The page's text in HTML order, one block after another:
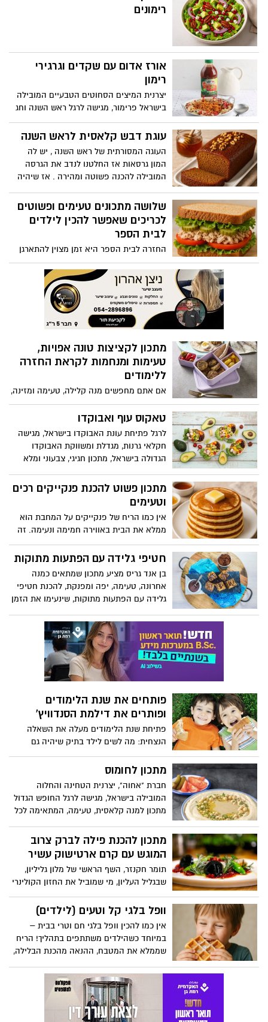
רימונים
אורז אדום עם שקדים וגרגירי
רימון
יצרנית המיצים הסחוטים הטבעיים המובילה
בישראל פרימור, מגישה לרגל ראש השנה וחג
תשרי מתכון למנה חגיגית ומקורית, מרהיבה
ביופייה, שתקשט את שולחן החג: אורז אדום
בשימוש מיץ עגבניות עשיר ואיכותי של פרימור
עוגת דבש קלאסית לראש השנה
העוגה המסורתית של ראש השנה , יש לה
המון גרסאות אז החלטנו לנדב את הגרסה
המובילה להכנה פשוטה ומהירה . אז שיהיה
שלושה מתכונים טעימים ופשוטים
לכריכים שאפשר להכין לילדים
לבית הספר
החזרה לבית הספר היא זמן מצוין להתארגן
על ארוחות קלות, בריאות וטעימות. אחד
הדברים הכי חשובים הוא שיהיה לילדים כריך
משביע שהם גם יאהבו וגם ייתן להם אנרגיה
להמשך היום. כריכים פשוטים להכנה, כמו
טונה עם ירקות, גבינה עם צבעי הקשת או
חביתה טרייה, יכולים להיות פתרון מצוין גם
מתכון לקציצות טונה אפויות,
טעימות ומנחמות לקראת החזרה
ללימודים
אם אתם מחפשים מנה קלילה, טעימה ומזינה,
שאפשר לארוז בקופסאת אוכל השפית תמרה
אהרוני בתכנית תמרה וחברים שמשודרת
בקשת 12 ובערוץ foody מעניקה מתכון קל
להכנה, טעים במיוחד, להכנת קציצות טונה
אפויות בתנור, עם הרבה טעם ובלי טיגון!
טאקוס עוף ואבוקדו
לרגל פתיחת עונת האבוקדו בישראל, מגישה
חקלאי גרנות, מגדלת ומשווקת האבוקדו
הגדולה בישראל, מתכון חגיגי, צבעוני ומלא
את האבוקדו הישראלי הטרי שזה עתה נקטף,
עם עוף עסיסי ותיבול רענן, ומזמינה את
הצרכנים ליהנות מחוויית בישול קלה, מהירה,
צבעונית ובריאה שמכניסה את האבוקדו
למרכז הצלחת. בתיאבון!
מתכון פשוט להכנת פנקייקים רכים
וטעימים
אין כמו הריח של פנקייקים על המחבת הוא
ממלא את הבית באווירה חמימה ונעימה. זה
תמיד מעלה חיוך ומכניס לאווירה של בוקר
רגוע, שבת נינוחה או ערב כיפי. קבלו מתכון
חטיפי גלידה עם הפתעות מתוקות
בן אנד גריס מציע מתכון שמתאים כמנה
אחרונה, טעימה, יפה ומפנקת, להכנת חטיפי
גלידה עם הפתעות מתוקות, שינעימו את הזמן
פותחים את שנת הלימודים
ופותרים את דילמת הסנדוויץ'
פתיחת שנת הלימודים מעלה את השאלה
הנצחית: מה לשים לילד בתיק שיהיה גם
טעים, גם בריא – וגם לא יחזור בשלמותו?
הורים רבים מכירים את המצב מקרוב:
הביתה בבושת פנים, בשלמותו. לפעמים זה
לא בגלל הטעם, אלא בגלל ההגשה והגישה.
מתכון לחומוס
חברת "אחוה", יצרנית הטחינה והחלוה
המובילה בישראל, מגישה לרגל החופש הגדול
מתכון למנה קלאסית, טעימה, המתאימה לכל
גרגירי חומוס יבשים או מוכנים, בשילוב טחינה
מסורתית מעודנת, המוגשת עם גרגירי חומוס
מבושלים מעל, פטרוזיליה וצנוברים – כמו
במסעדות. מנה מנצחת, קלה להכנה
המתאימה כתוספת או כארוחה לכל
המשפחה. בתיאבון!
מתכון להכנת פילה לברק צרוב
המוגש עם קרם ארטישוק עשיר
תומר חקנזר, השף הראשי של מלון גליליון,
שבגליל העליון, מי שמוביל את החזון הקולינרי
של מלון הפרמיום, הממוקם בלב עמק החולה,
ממשיך להפתיע עם מנות המשלבות חומרי
הפעם, מגיש תומר מנה אלגנטית ומעודנת
הלקוחה מתפריט הערב של המלון: פילה
לברק צרוב, המוגש עם קרם ארטישוק עשיר
וקטיפתי, שמשלים את טעמי הדג באופן
וופל בלגי קל וטעים (לילדים)
אין כמו להכין וופל בלגי חם וטרי בבית –
במיוחד כשהילדים משתתפים בתהליך! הריח
שממלא את המטבח, ההנאה מהכנת הבלילה,
ורואים את המרקם המושלם – וכל זה מסתיים
ברגע הכי כיפי: לבחור תוספות ולנגוס בוואפל
מתוק ופריך. מתכון פשוט, חוויה טעימה, וזמן
איכות משפחתי – מה צריך יותר מזה?